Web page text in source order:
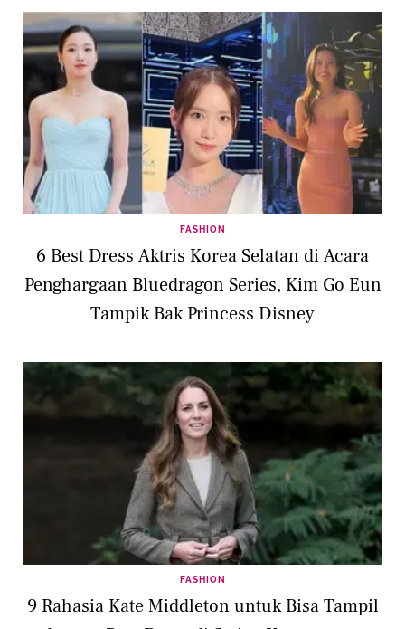
FASHION
6 Best Dress Aktris Korea Selatan di Acara
Penghargaan Bluedragon Series, Kim Go Eun
Tampik Bak Princess Disney
FASHION
9 Rahasia Kate Middleton untuk Bisa Tampil